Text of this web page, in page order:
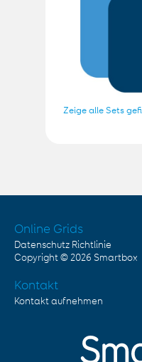
Zeige alle Sets
Online Grids
Datenschutz Richtlinie
Copyright © 2026 Smartbox
Kontakt
Kontakt aufnehmen